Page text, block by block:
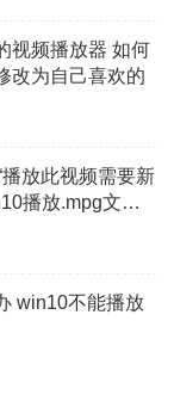
视频播放器 如何
改为自己喜欢的
放此视频需要新
播放.mpg文件
win10不能播放